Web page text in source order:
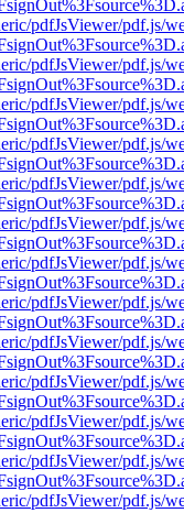
pdfJsViewer/pdf.js/
pdfJsViewer/pdf.js/
pdfJsViewer/pdf.js/
pdfJsViewer/pdf.js/
pdfJsViewer/pdf.js/
pdfJsViewer/pdf.js/
pdfJsViewer/pdf.js/
pdfJsViewer/pdf.js/
pdfJsViewer/pdf.js/
pdfJsViewer/pdf.js/
pdfJsViewer/pdf.js/
pdfJsViewer/pdf.js/
pdfJsViewer/pdf.js/